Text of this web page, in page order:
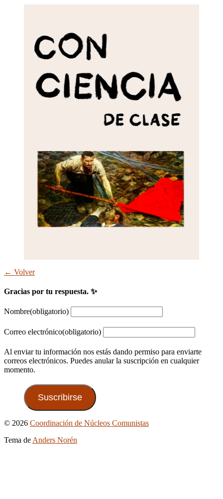
← Volver
Gracias por tu respuesta. ✨
Nombre(obligatorio)
Correo electrónico(obligatorio)
Al enviar tu información nos estás dando permiso para enviarte
correos electrónicos. Puedes anular la suscripción en cualquier
momento.
Suscribirse
Ir
© 2026 Coordinación de Núcleos Comunistas
Tema de Anders Norén